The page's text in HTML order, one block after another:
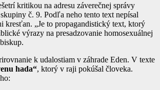
kritikou na adresu záverečnej správy
č. 9. Podľa neho tento text nepísal
kresťan. „Je to propagandistický text, ktorý
výrazy na presadzovanie homosexuálnej
k udalostiam v záhrade Eden. V texte
hada“, ktorý v raji pokúšal človeka.